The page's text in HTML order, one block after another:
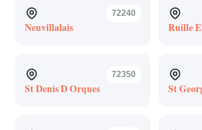
72240
Neuvillalais Ruille
72350
St Denis D Orques St